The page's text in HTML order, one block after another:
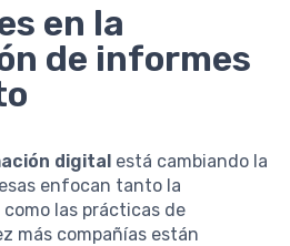
en la
de informes
digital está cambiando la
enfocan tanto la
las prácticas de
más compañías están